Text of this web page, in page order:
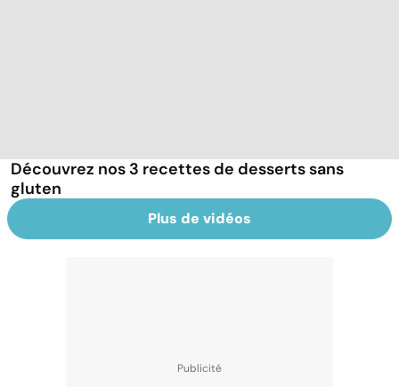
Découvrez nos 3 recettes de desserts sans
gluten
Plus de vidéos